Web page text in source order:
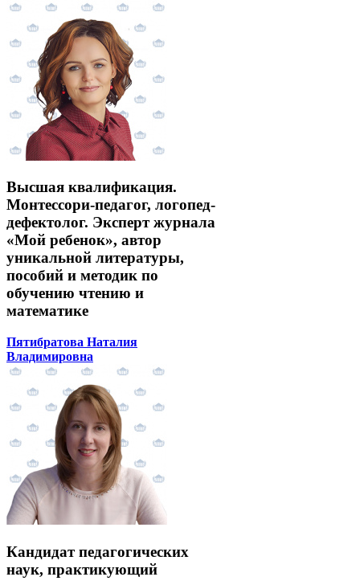
Высшая квалификация.
Монтессори-педагог, логопед-
дефектолог. Эксперт журнала
«Мой ребенок», автор
уникальной литературы,
пособий и методик по
обучению чтению и
математике
Пятибратова Наталия
Владимировна
Кандидат педагогических
наук, практикующий